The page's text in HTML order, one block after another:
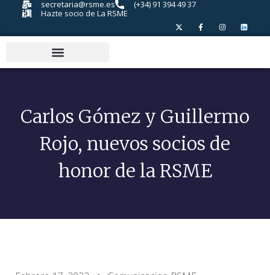
secretaria@rsme.es
(+34) 91 394 49 37
Hazte socio de La RSME
Carlos Gómez y Guillermo
Rojo, nuevos socios de
honor de la RSME